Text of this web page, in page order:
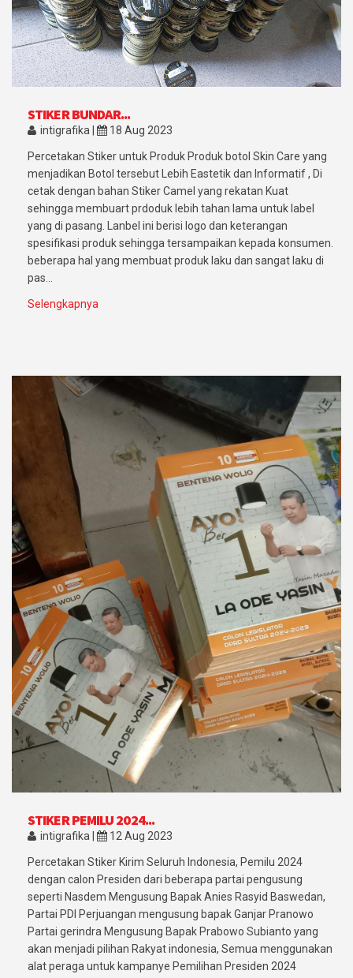
STIKER BUNDAR...
intigrafika | 18 Aug 2023
Percetakan Stiker untuk Produk Produk botol Skin Care yang
menjadikan Botol tersebut Lebih Eastetik dan Informatif , Di
cetak dengan bahan Stiker Camel yang rekatan Kuat
sehingga membuart prdoduk lebih tahan lama untuk label
yang di pasang. Lanbel ini berisi logo dan keterangan
spesifikasi produk sehingga tersampaikan kepada konsumen.
beberapa hal yang membuat produk laku dan sangat laku di
pas...
Selengkapnya
STIKER PEMILU 2024...
intigrafika | 12 Aug 2023
Percetakan Stiker Kirim Seluruh Indonesia, Pemilu 2024
dengan calon Presiden dari beberapa partai pengusung
seperti Nasdem Mengusung Bapak Anies Rasyid Baswedan,
Partai PDI Perjuangan mengusung bapak Ganjar Pranowo
Partai gerindra Mengusung Bapak Prabowo Subianto yang
akan menjadi pilihan Rakyat indonesia, Semua menggunakan
alat peraga untuk kampanye Pemilihan Presiden 2024